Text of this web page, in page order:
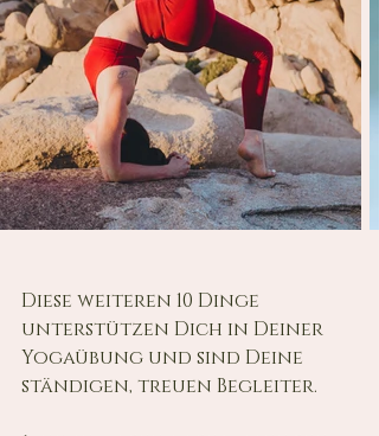
Diese weiteren 10 Dinge
unterstützen Dich in Deiner
Yogaübung und sind Deine
ständigen, treuen Begleiter.